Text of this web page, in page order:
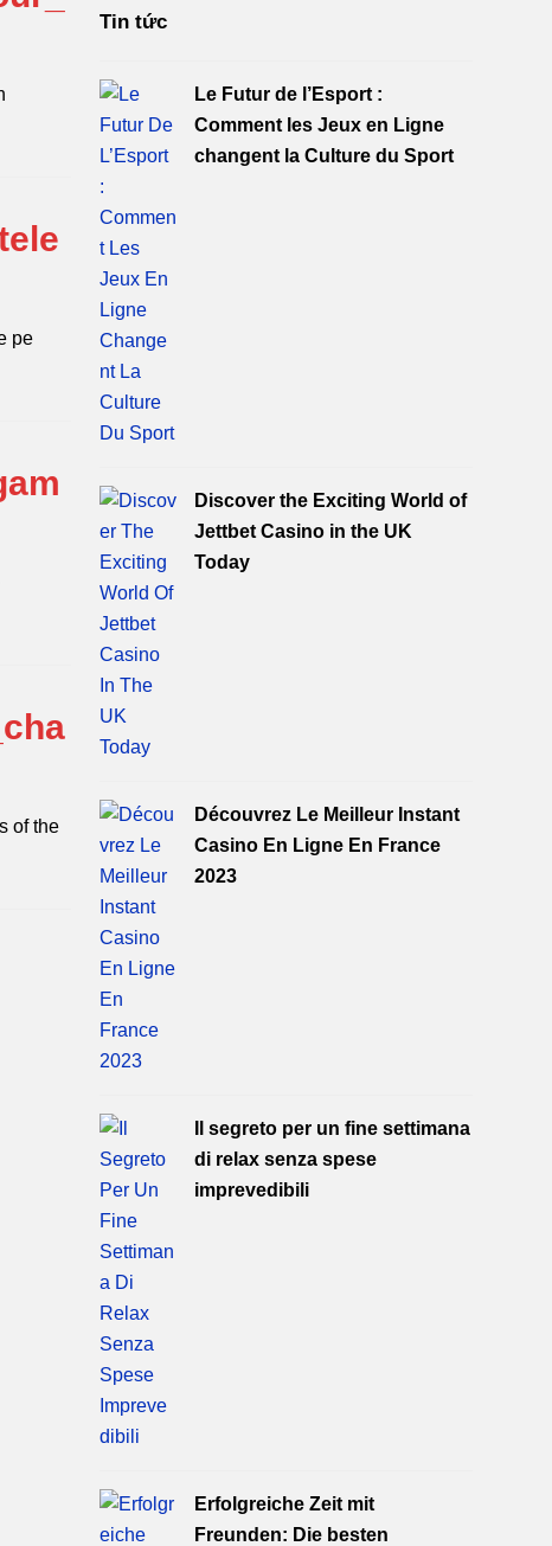
pe
of the
Tin tức
Le Futur de l’Esport :
Comment les Jeux en Ligne
changent la Culture du Sport
Discover the Exciting World of
Jettbet Casino in the UK
Today
Découvrez Le Meilleur Instant
Casino En Ligne En France
2023
Il segreto per un fine settimana
di relax senza spese
imprevedibili
Erfolgreiche Zeit mit
Freunden: Die besten